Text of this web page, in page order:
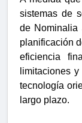
sistemas de
de Nominalia
planificación
eficiencia
limitaciones
tecnología
largo plazo.